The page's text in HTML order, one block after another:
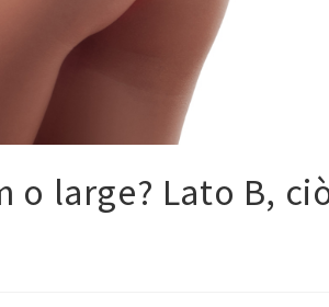
o large? Lato B,